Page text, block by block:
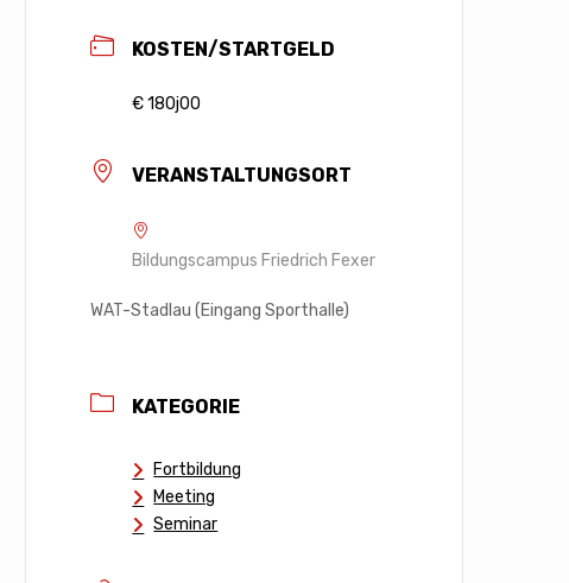
KOSTEN/STARTGELD
€ 180j00
VERANSTALTUNGSORT
Bildungscampus Friedrich Fexer
WAT-Stadlau (Eingang Sporthalle)
KATEGORIE
Fortbildung
Meeting
Seminar